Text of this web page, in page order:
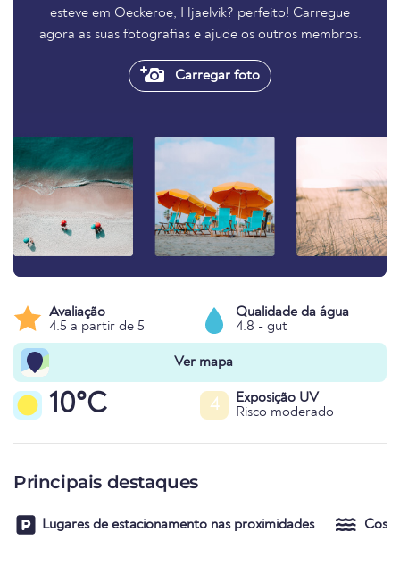
esteve em Oeckeroe, Hjaelvik? perfeito! Carregue
agora as suas fotografias e ajude os outros membros.
Carregar foto
Avaliação
4.5 a partir de 5
Qualidade da água
4.8 - gut
Ver mapa
10°C 4
Exposição UV
Risco moderado
Principais destaques
Lugares de estacionamento nas proximidades Costa